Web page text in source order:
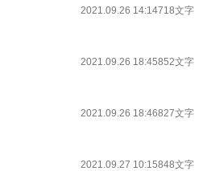
2021.09.26 14:14718文字
2021.09.26 18:45852文字
2021.09.26 18:46827文字
2021.09.27 10:15848文字